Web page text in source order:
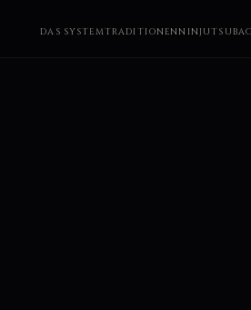
DAS SYSTEMTRADITIONEN NINJUTSU